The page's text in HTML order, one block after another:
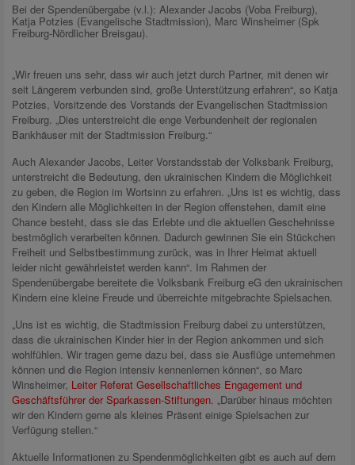
Bei der Spendenübergabe (v.l.): Alexander Jacobs (Voba Freiburg),
Katja Potzies (Evangelische Stadtmission), Marc Winsheimer (Spk
Freiburg-Nördlicher Breisgau).
„Wir freuen uns sehr, dass wir auch jetzt durch Partner, mit denen wir
seit Längerem verbunden sind, große Unterstützung erfahren“, so Katja
Potzies, Vorsitzende des Vorstands der Evangelischen Stadtmission
Freiburg. „Dies unterstreicht die enge Verbundenheit der regionalen
Bankhäuser mit der Stadtmission Freiburg.“
Auch Alexander Jacobs, Leiter Vorstandsstab der Volksbank Freiburg,
unterstreicht die Bedeutung, den ukrainischen Kindern die Möglichkeit
zu geben, die Region im Wortsinn zu erfahren. „Uns ist es wichtig, dass
den Kindern alle Möglichkeiten in der Region offenstehen, damit eine
Chance besteht, dass sie das Erlebte und die aktuellen Geschehnisse
bestmöglich verarbeiten können. Dadurch gewinnen Sie ein Stückchen
Freiheit und Selbstbestimmung zurück, was in Ihrer Heimat aktuell
leider nicht gewährleistet werden kann“. Im Rahmen der
Spendenübergabe bereitete die Volksbank Freiburg eG den ukrainischen
Kindern eine kleine Freude und überreichte mitgebrachte Spielsachen.
„Uns ist es wichtig, die Stadtmission Freiburg dabei zu unterstützen,
dass die ukrainischen Kinder hier in der Region ankommen und sich
wohlfühlen. Wir tragen gerne dazu bei, dass sie Ausflüge unternehmen
können und die Region intensiv kennenlernen können“, so Marc
Winsheimer, Leiter Referat Gesellschaftliches Engagement und
Geschäftsführer der Sparkassen-Stiftungen . „Darüber hinaus möchten
wir den Kindern gerne als kleines Präsent einige Spielsachen zur
Verfügung stellen.“
Aktuelle Informationen zu Spendenmöglichkeiten gibt es auch auf dem